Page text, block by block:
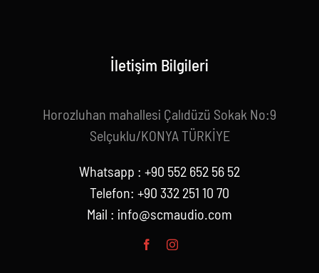
İletişim Bilgileri
Horozluhan mahallesi Çalıdüzü Sokak No:9
Selçuklu/KONYA TÜRKİYE
Whatsapp : +90 552 652 56 52
Telefon: +90 332 251 10 70
Mail : info@scmaudio.com